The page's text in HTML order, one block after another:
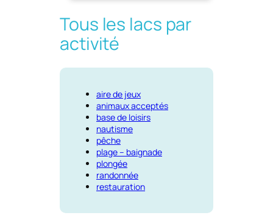
Tous les lacs par
activité
aire de jeux
animaux acceptés
base de loisirs
nautisme
pêche
plage – baignade
plongée
randonnée
restauration